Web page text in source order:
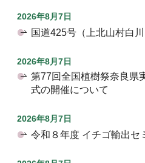
2026年8月7日
国道425号（上北山村白
2026年8月7日
第77回全国植樹祭奈良県
式の開催について
2026年8月7日
令和８年度 イチゴ輸出セ